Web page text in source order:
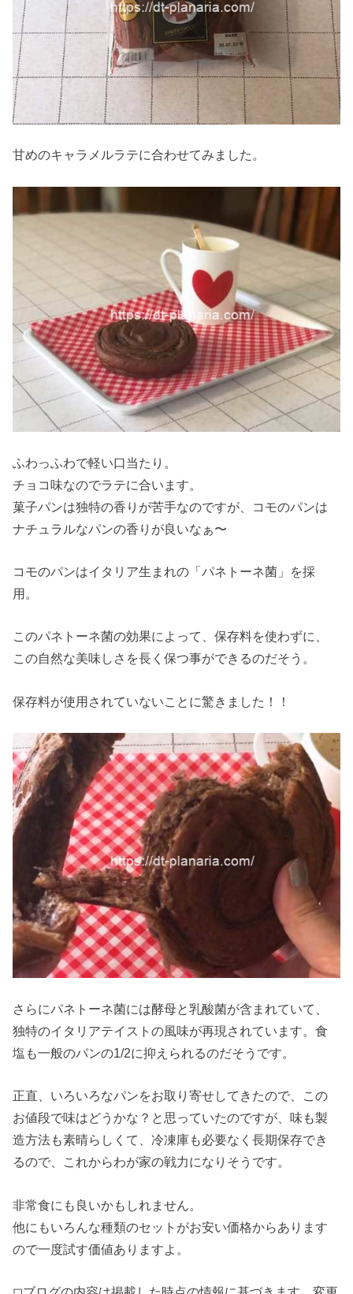
甘めのキャラメルラテに合わせてみました。
ふわっふわで軽い口当たり。
チョコ味なのでラテに合います。
菓子パンは独特の香りが苦手なのですが、コモのパンは
ナチュラルなパンの香りが良いなぁ〜
コモのパンはイタリア生まれの「パネトーネ菌」を採
用。
このパネトーネ菌の効果によって、保存料を使わずに、
この自然な美味しさを長く保つ事ができるのだそう。
保存料が使用されていないことに驚きました！！
さらにパネトーネ菌には酵母と乳酸菌が含まれていて、
独特のイタリアテイストの風味が再現されています。食
塩も一般のパンの1/2に抑えられるのだそうです。
正直、いろいろなパンをお取り寄せしてきたので、この
お値段で味はどうかな？と思っていたのですが、味も製
造方法も素晴らしくて、冷凍庫も必要なく長期保存でき
るので、これからわが家の戦力になりそうです。
非常食にも良いかもしれません。
他にもいろんな種類のセットがお安い価格からあります
ので一度試す価値ありますよ。